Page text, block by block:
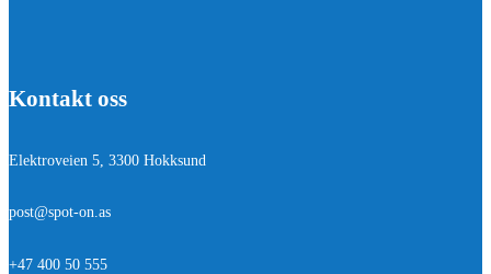
Kontakt oss
Elektroveien 5, 3300 Hokksund
post@spot-on.as
+47 400 50 555